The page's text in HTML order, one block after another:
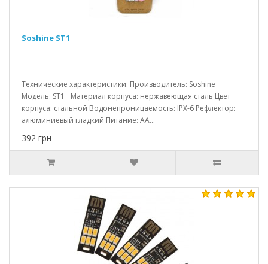
Soshine ST1
Технические характеристики: Производитель: Soshine
Модель: ST1 Материал корпуса: нержавеющая сталь Цвет
корпуса: стальной Водонепроницаемость: IPX-6 Рефлектор:
алюминиевый гладкий Питание: AA...
392 грн